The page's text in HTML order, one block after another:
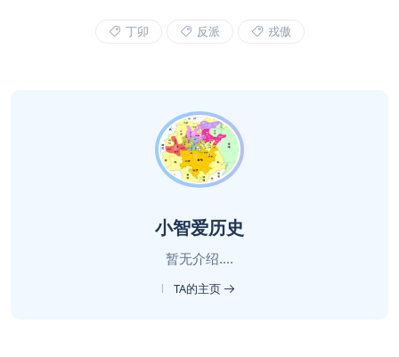
丁卯 反派 戎傲
小智爱历史
暂无介绍....
TA的主页